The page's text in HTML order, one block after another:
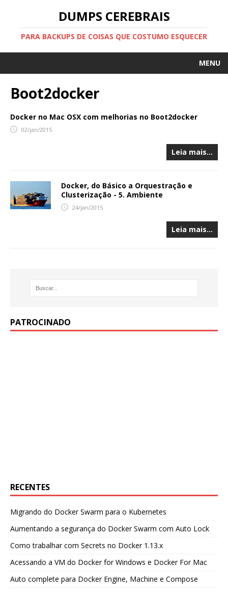
DUMPS CEREBRAIS
PARA BACKUPS DE COISAS QUE COSTUMO ESQUECER
MENU
SITE PESSOAL
Boot2docker
Docker no Mac OSX com melhorias no Boot2docker
02/jan/2015
Leia mais…
Docker, do Básico a Orquestração e
Clusterização - 5. Ambiente
24/jan/2015
Leia mais…
PATROCINADO
RECENTES
Migrando do Docker Swarm para o Kubernetes
Aumentando a segurança do Docker Swarm com Auto Lock
Como trabalhar com Secrets no Docker 1.13.x
Acessando a VM do Docker for Windows e Docker For Mac
Auto complete para Docker Engine, Machine e Compose